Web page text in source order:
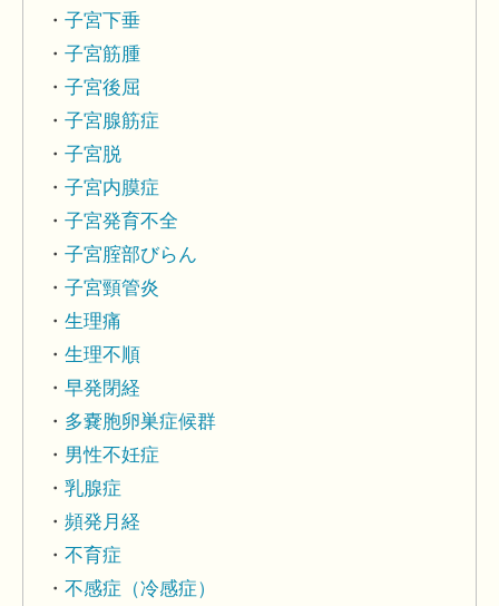
子宮下垂
子宮筋腫
子宮後屈
子宮腺筋症
子宮脱
子宮内膜症
子宮発育不全
子宮腟部びらん
子宮頸管炎
生理痛
生理不順
早発閉経
多嚢胞卵巣症候群
男性不妊症
乳腺症
頻発月経
不育症
不感症（冷感症）